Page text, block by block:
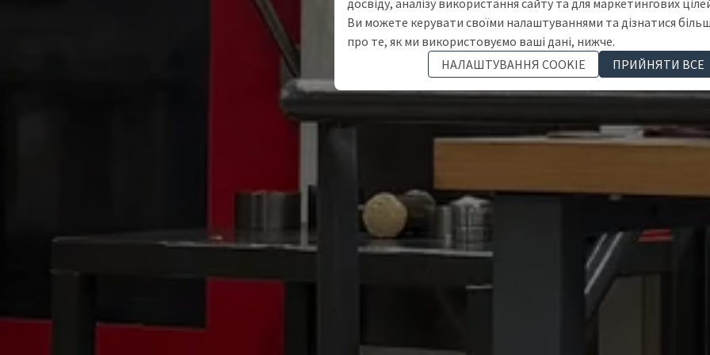
досвіду, аналізу використання сайту та для маркетингових
Ви можете керувати своїми налаштуваннями та дізнатися
про те, як ми використовуємо ваші дані, нижче.
НАЛАШТУВАННЯ COOKIE
ПРИЙНЯТИ ВСЕ